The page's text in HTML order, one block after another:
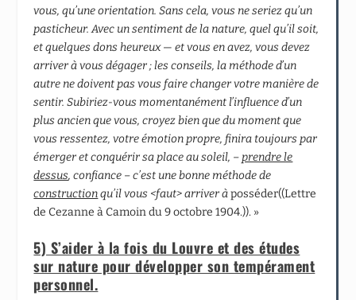
vous, qu’une orientation. Sans cela, vous ne seriez qu’un
pasticheur. Avec un sentiment de la nature, quel qu’il soit,
et quelques dons heureux — et vous en avez, vous devez
arriver à vous dégager ; les conseils, la méthode d’un
autre ne doivent pas vous faire changer votre manière de
sentir. Subiriez-vous momentanément l’influence d’un
plus ancien que vous, croyez bien que du moment que
vous ressentez, votre émotion propre, finira toujours par
émerger et conquérir sa place au soleil, – prendre le
dessus, confiance – c’est une bonne méthode de
constructionqu’il vous <faut> arriver àposséder((Lettre
de Cezanne à Camoin du 9 octobre 1904.)). »
5) S’aider à la fois du Louvre et des études
sur nature pour développer son tempérament
personnel.